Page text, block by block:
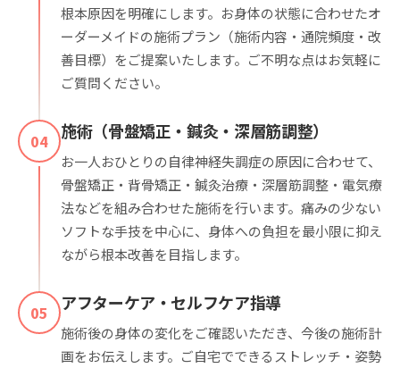
根本原因を明確にします。お身体の状態に合わせたオ
ーダーメイドの施術プラン（施術内容・通院頻度・改
善目標）をご提案いたします。ご不明な点はお気軽に
ご質問ください。
04 施術（骨盤矯正・鍼灸・深層筋調整）
お一人おひとりの自律神経失調症の原因に合わせて、
骨盤矯正・背骨矯正・鍼灸治療・深層筋調整・電気療
法などを組み合わせた施術を行います。痛みの少ない
ソフトな手技を中心に、身体への負担を最小限に抑え
ながら根本改善を目指します。
05 アフターケア・セルフケア指導
施術後の身体の変化をご確認いただき、今後の施術計
画をお伝えします。ご自宅でできるストレッチ・姿勢